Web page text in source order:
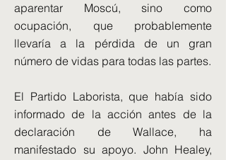
aparentar Moscú, sino como
ocupación, que probablemente
llevaría a la pérdida de un gran
número de vidas para todas las partes.
El Partido Laborista, que había sido
informado de la acción antes de la
declaración de Wallace, ha
manifestado su apoyo. John Healey,